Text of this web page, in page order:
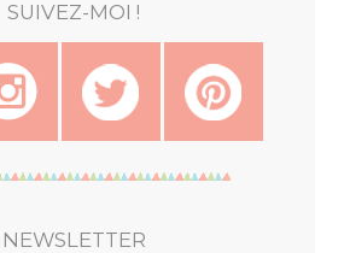
SUIVEZ-MOI !
NEWSLETTER